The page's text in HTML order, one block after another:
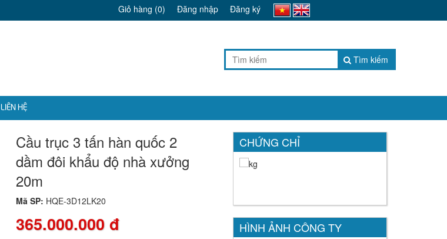
Giỏ hàng (0) Đăng nhập Đăng ký
Tìm kiếm
LIÊN HỆ
Cầu trục 3 tấn hàn quốc 2
dầm đôi khẩu độ nhà xưởng
20m
Mã SP: HQE-3D12LK20
365.000.000 đ
CHỨNG CHỈ
HÌNH ẢNH CÔNG TY